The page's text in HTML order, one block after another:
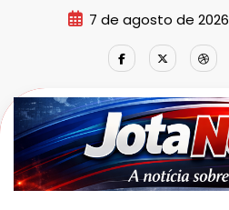
7 de agosto de 2026